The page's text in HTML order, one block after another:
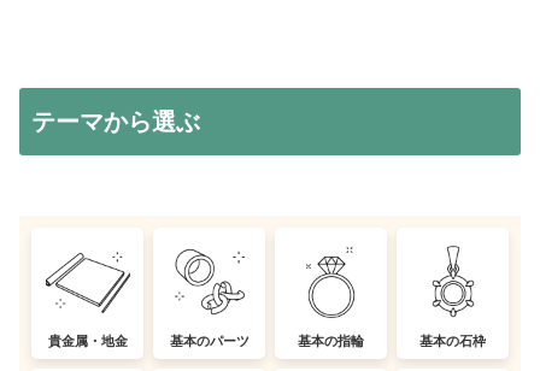
テーマから選ぶ
貴金属・地金 基本のパーツ 基本の指輪 基本の石枠